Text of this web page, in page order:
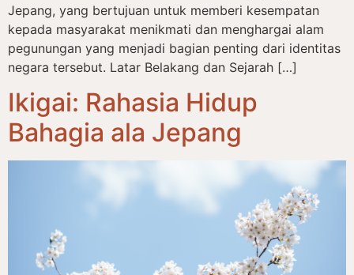
Jepang, yang bertujuan untuk memberi kesempatan
kepada masyarakat menikmati dan menghargai alam
pegunungan yang menjadi bagian penting dari identitas
negara tersebut. Latar Belakang dan Sejarah […]
Ikigai: Rahasia Hidup
Bahagia ala Jepang